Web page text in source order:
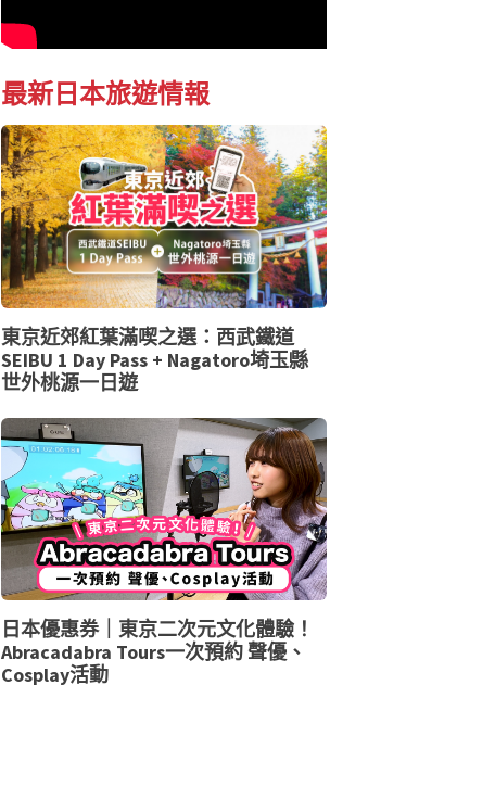
最新日本旅遊情報
東京近郊紅葉滿喫之選：西武鐵道
SEIBU 1 Day Pass + Nagatoro埼玉縣
世外桃源一日遊
日本優惠券｜東京二次元文化體驗！
Abracadabra Tours一次預約 聲優、
Cosplay活動